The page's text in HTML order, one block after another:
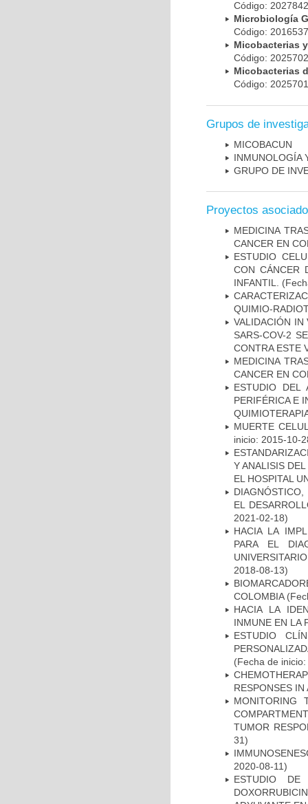
Código:
Microbiología
Código:
Micobacterias
Código:
Micobacterias
Código:
Grupos de
MICOBAC­UN
INMUNOLOGÍA
GRUPO DE
Proyectos
MEDICINA
CANCER EN
ESTUDIO
CON CÁNCER
INFANTIL.
QUIMIO-
VALIDACIÓN IN
SARS-COV-2
CONTRA ESTE
MEDICINA
CANCER EN
ESTUDIO DEL
PERIFÉRICA E
MUERTE
inicio: 2015-10-
Y ANALISIS
EL HOSPITAL
EL
2021-02-18)
HACIA LA
PARA EL
2018-08-13)
COLOMBIA
HACIA LA
INMUNE EN LA
ESTUDIO
(Fecha de
RESPONSES IN
MONITORING
TUMOR
31)
2020-08-11)
ESTUDIO DE